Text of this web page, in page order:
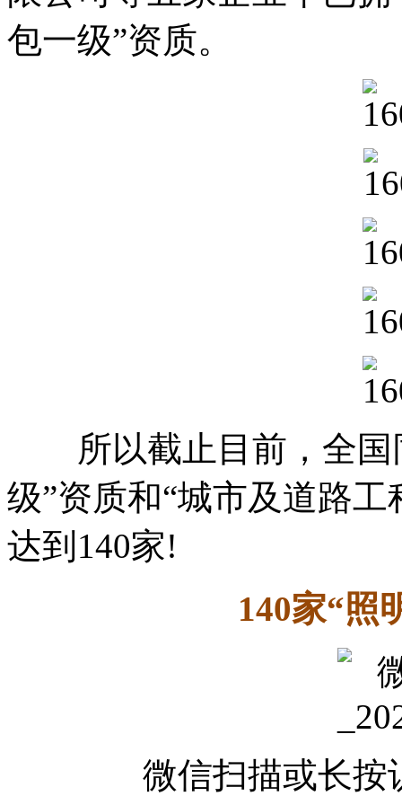
包一级”资质。
所以截止目前，全国
级”资质和“城市及道路
达到140家!
140家“照
微信扫描或长按